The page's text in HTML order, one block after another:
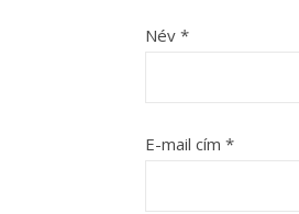
Név *
E-mail cím *